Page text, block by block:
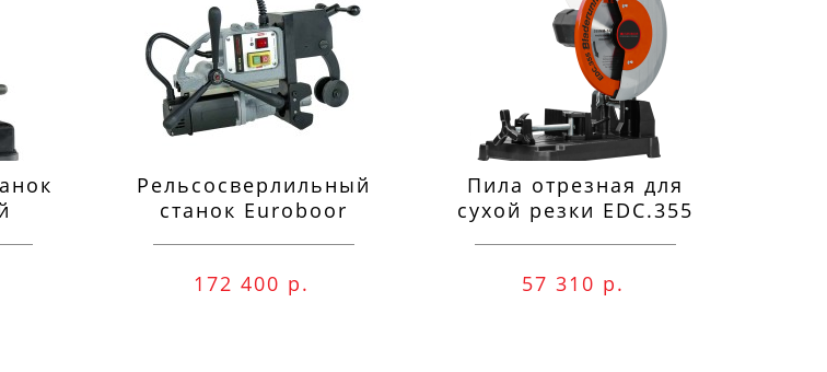
Рельсосверлильный
станок Euroboor
172 400 р.
Пила отрезная для
сухой резки EDC.355
57 310 р.